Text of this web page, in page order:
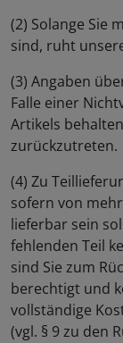
(2) Solange Sie
sind, ruht
(3) Angaben
Falle einer
Artikels
zurückzutreten.
(4) Zu
sofern von
lieferbar sein
fehlenden Teil
sind Sie zum
berechtigt und
vollständige
(vgl. § 9 zu den